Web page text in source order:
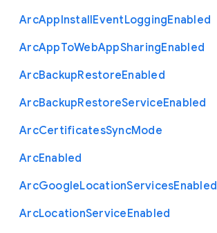
ArcAppInstallEventLoggingEnabled
ArcAppToWebAppSharingEnabled
ArcBackupRestoreEnabled
ArcBackupRestoreServiceEnabled
ArcCertificatesSyncMode
ArcEnabled
ArcGoogleLocationServicesEnabled
ArcLocationServiceEnabled